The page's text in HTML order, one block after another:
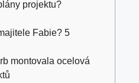
projektu?
Fabie? 5
montovala ocelová